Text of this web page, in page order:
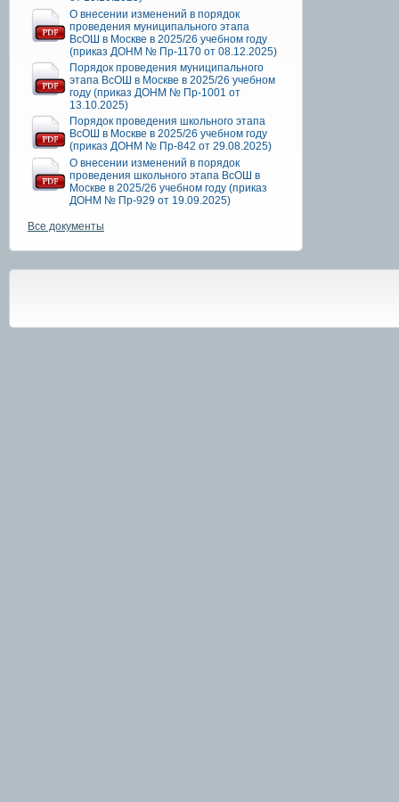
О внесении изменений в порядок
проведения муниципального этапа
ВсОШ в Москве в 2025/26 учебном году
(приказ ДОНМ № Пр-1170 от 08.12.2025)
Порядок проведения муниципального
этапа ВсОШ в Москве в 2025/26 учебном
году (приказ ДОНМ № Пр-1001 от
13.10.2025)
Порядок проведения школьного этапа
ВсОШ в Москве в 2025/26 учебном году
(приказ ДОНМ № Пр-842 от 29.08.2025)
О внесении изменений в порядок
проведения школьного этапа ВсОШ в
Москве в 2025/26 учебном году (приказ
ДОНМ № Пр-929 от 19.09.2025)
Все документы